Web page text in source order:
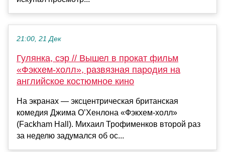
21:00, 21 Дек
Гулянка, сэр // Вышел в прокат фильм
«Фэкхем-холл», развязная пародия на
английское костюмное кино
На экранах — эксцентрическая британская
комедия Джима О’Хенлона «Фэкхем-холл»
(Fackham Hall). Михаил Трофименков второй раз
за неделю задумался об ос...